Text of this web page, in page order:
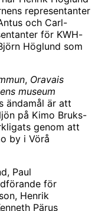
representanter
och Carl-
för KWH-
Höglund som
, Oravais
museum
ändamål är att
på Kimo Bruks-
genom att
by i Vörå